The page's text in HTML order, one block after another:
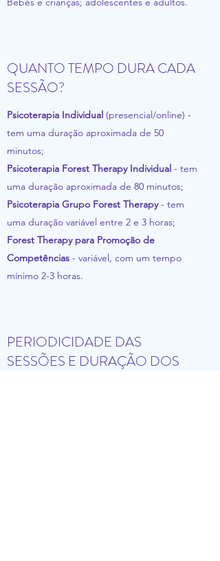
QUANTO TEMPO DURA CADA
SESSÃO?
Psicoterapia Individual (presencial/online) -
tem uma duração aproximada de 50
minutos;
Psicoterapia Forest Therapy Individual - tem
uma duração aproximada de 80 minutos;
Psicoterapia Grupo Forest Therapy- tem
uma duração variável entre 2 e 3 horas;
Forest Therapy para Promoção de
Competências - variável, com um tempo
mínimo 2-3 horas.
PERIODICIDADE DAS
SESSÕES E DURAÇÃO DOS